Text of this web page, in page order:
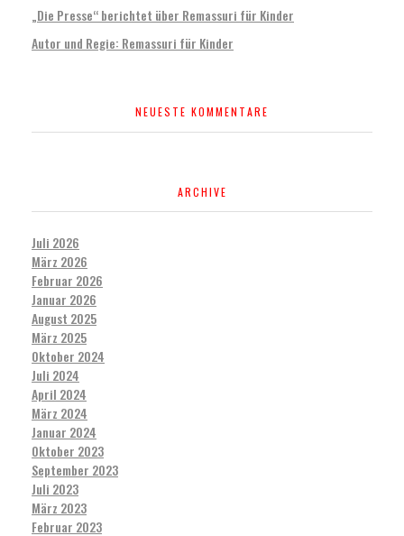
„Die Presse“ berichtet über Remassuri für Kinder
Autor und Regie: Remassuri für Kinder
NEUESTE KOMMENTARE
ARCHIVE
Juli 2026
März 2026
Februar 2026
Januar 2026
August 2025
März 2025
Oktober 2024
Juli 2024
April 2024
März 2024
Januar 2024
Oktober 2023
September 2023
Juli 2023
März 2023
Februar 2023